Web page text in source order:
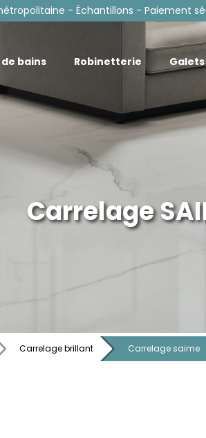
- Échantillons - Paiement
bains Robinetterie Galets
Carrelage
Carrelage brillant Carrelage saime